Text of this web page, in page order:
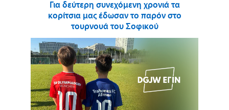
Για δεύτερη συνεχόμενη χρονιά τα
κορίτσια μας έδωσαν το παρόν στο
τουρνουά του Σοφικού